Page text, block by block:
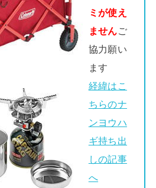
ミが使え
ませんご
協力願い
ます
経緯はこ
ちらのナ
ンヨウハ
ギ持ち出
しの記事
へ